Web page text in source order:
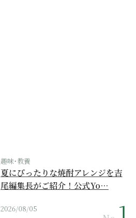
趣味･教養
夏にぴったりな焼酎アレンジを吉
尾編集長がご紹介！公式Yo…
2026/08/05